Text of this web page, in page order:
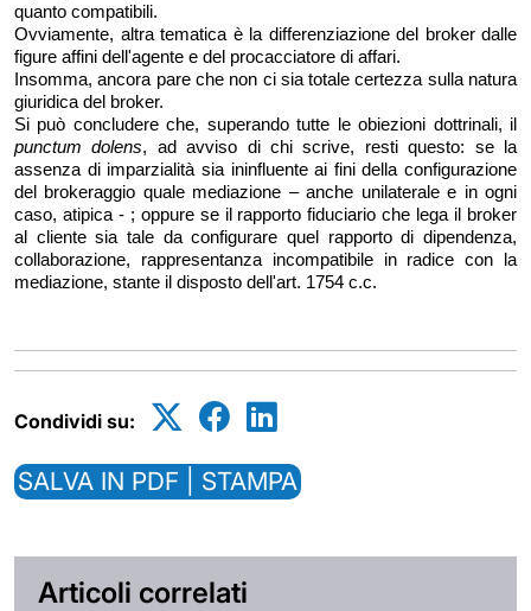
quanto compatibili.
Ovviamente, altra tematica è la differenziazione del broker dalle
figure affini dell'agente e del procacciatore di affari.
Insomma, ancora pare che non ci sia totale certezza sulla natura
giuridica del broker.
Si può concludere che, superando tutte le obiezioni dottrinali, il
punctum dolens, ad avviso di chi scrive, resti questo: se la
assenza di imparzialità sia ininfluente ai fini della configurazione
del brokeraggio quale mediazione – anche unilaterale e in ogni
caso, atipica - ; oppure se il rapporto fiduciario che lega il broker
al cliente sia tale da configurare quel rapporto di dipendenza,
collaborazione, rappresentanza incompatibile in radice con la
mediazione, stante il disposto dell'art. 1754 c.c.
Condividi su:
SALVA IN PDF | STAMPA
Articoli correlati